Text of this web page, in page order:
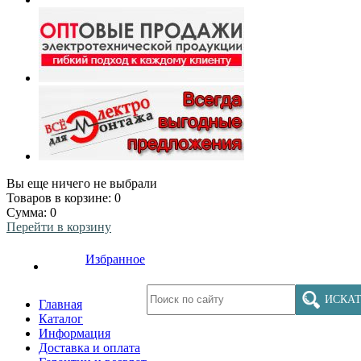
Вы еще ничего не выбрали
Товаров в корзине: 0
Сумма: 0
Перейти в корзину
Избранное
Главная
Каталог
Информация
Доставка и оплата